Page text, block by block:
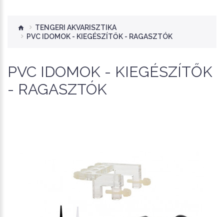
TENGERI AKVARISZTIKA
PVC IDOMOK - KIEGÉSZÍTŐK - RAGASZTÓK
PVC IDOMOK - KIEGÉSZÍTŐK
- RAGASZTÓK